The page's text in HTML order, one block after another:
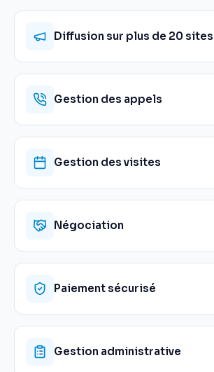
Diffusion sur plus de 20 sites
Gestion des appels
Gestion des visites
Négociation
Paiement sécurisé
Gestion administrative